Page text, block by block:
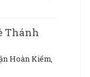
Thánh
Hoàn Kiếm,